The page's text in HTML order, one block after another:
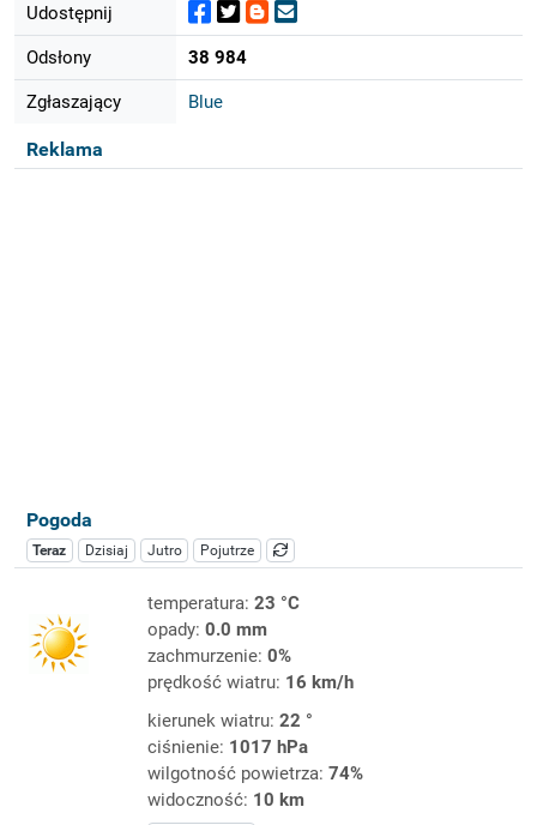
Udostępnij
Odsłony 38 984
Zgłaszający Blue
Reklama
Pogoda
Teraz Dzisiaj Jutro Pojutrze
temperatura: 23 °C
opady: 0.0 mm
zachmurzenie: 0%
prędkość wiatru: 16 km/h
kierunek wiatru: 22 °
ciśnienie: 1017 hPa
wilgotność powietrza: 74%
widoczność: 10 km